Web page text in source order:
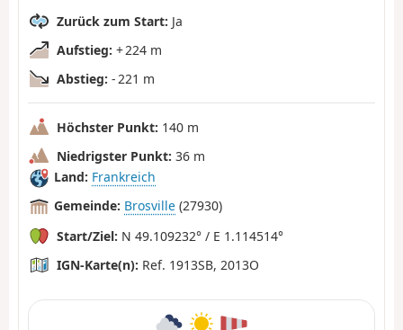
Zurück zum Start: Ja
Aufstieg: + 224 m
Abstieg: - 221 m
Höchster Punkt: 140 m
Niedrigster Punkt: 36 m
Land: Frankreich
Gemeinde: Brosville (27930)
Start/Ziel: N 49.109232° / E 1.114514°
IGN-Karte(n): Ref. 1913SB, 2013O